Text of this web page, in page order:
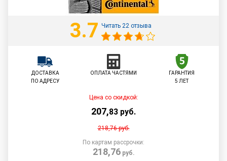
3.7 Читать 22 отзыва
ДОСТАВКА
ПО АДРЕСУ
ОПЛАТА ЧАСТЯМИ
ГАРАНТИЯ
5 ЛЕТ
Цена со скидкой:
207,83 руб.
218,76руб.
По картам рассрочки:
218,76руб.